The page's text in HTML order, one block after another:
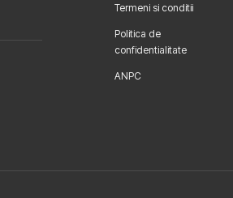
Termeni si conditii
Politica de
confidentialitate
ANPC